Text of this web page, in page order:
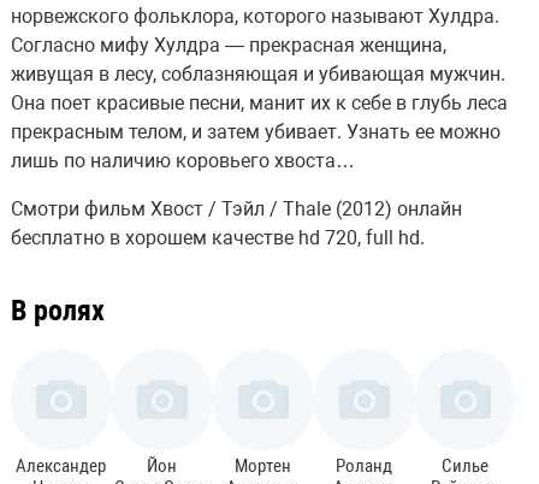
норвежского фольклора, которого называют Хулдра.
Согласно мифу Хулдра — прекрасная женщина,
живущая в лесу, соблазняющая и убивающая мужчин.
Она поет красивые песни, манит их к себе в глубь леса
прекрасным телом, и затем убивает. Узнать ее можно
лишь по наличию коровьего хвоста…
Смотри фильм Хвост / Тэйл / Thale (2012) онлайн
бесплатно в хорошем качестве hd 720, full hd.
В ролях
Александер
Йон
Мортен
Роланд
Силье